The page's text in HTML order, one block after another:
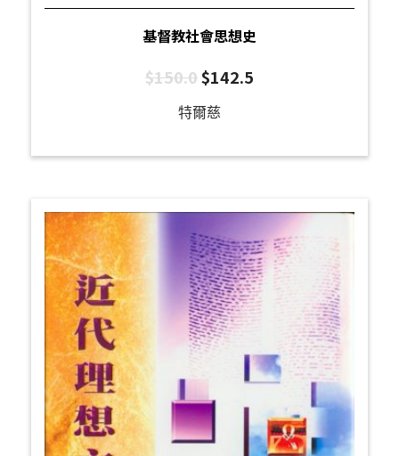
基督教社會思想史
$150.0$142.5
特爾慈